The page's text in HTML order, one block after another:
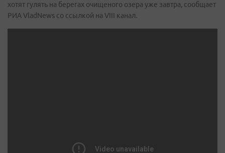
хотят гулять на берегах очищеного озера уже завтра, сообщает
РИА VladNews со ссылкой на VIII канал.